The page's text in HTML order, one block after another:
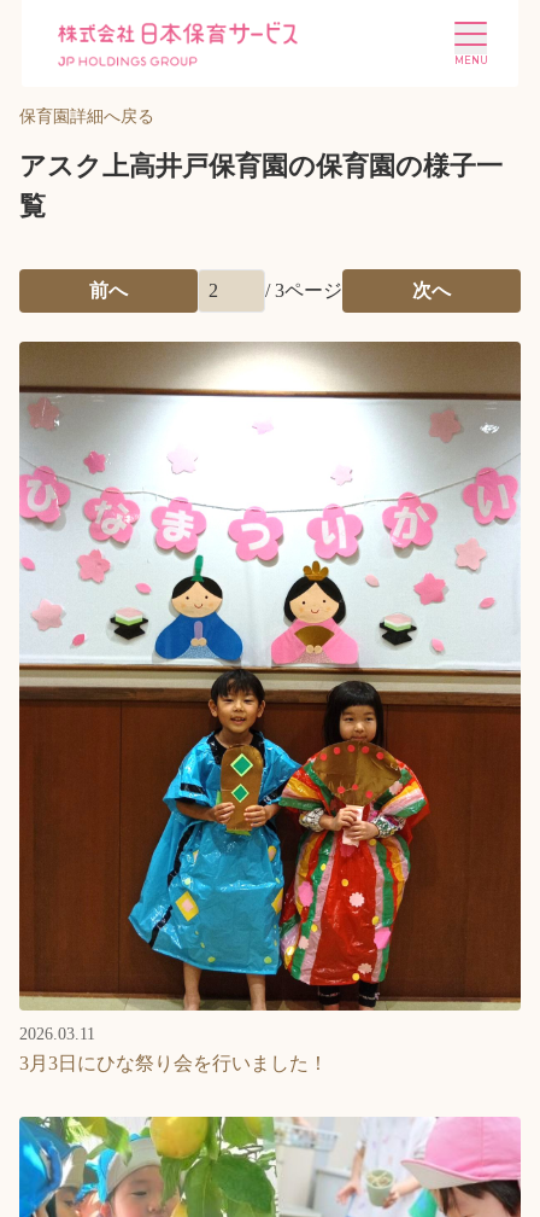
施設を探す 選ばれる理由
会社概要 ニュース
投資家情報
Language
ホーム
利用者の声
プライバシーポリシー
保育園詳細へ戻る
アスク上高井戸保育園の保育園の様子一
覧
前へ /3ページ 次へ
2026.03.11
3月3日にひな祭り会を行いました！